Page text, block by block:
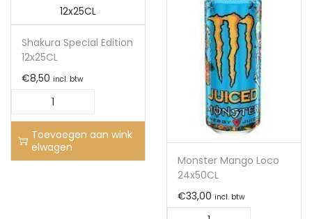
Shakura Special Edition
12x25CL
€8,50 incl. btw
Toevoegen aan wink
elwagen
Monster Mango Loco
24x50CL
€33,00 incl. btw